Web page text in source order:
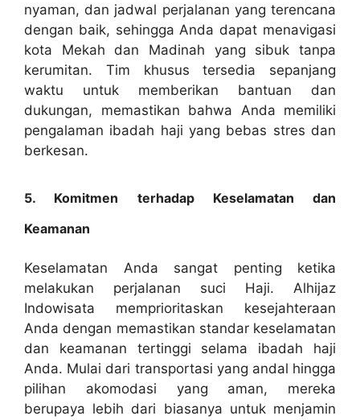
nyaman, dan jadwal perjalanan yang terencana
dengan baik, sehingga Anda dapat menavigasi
kota Mekah dan Madinah yang sibuk tanpa
kerumitan. Tim khusus tersedia sepanjang
waktu untuk memberikan bantuan dan
dukungan, memastikan bahwa Anda memiliki
pengalaman ibadah haji yang bebas stres dan
berkesan.
5. Komitmen terhadap Keselamatan dan
Keamanan
Keselamatan Anda sangat penting ketika
melakukan perjalanan suci Haji. Alhijaz
Indowisata memprioritaskan kesejahteraan
Anda dengan memastikan standar keselamatan
dan keamanan tertinggi selama ibadah haji
Anda. Mulai dari transportasi yang andal hingga
pilihan akomodasi yang aman, mereka
berupaya lebih dari biasanya untuk menjamin